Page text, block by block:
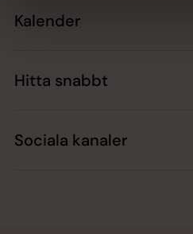
Kalender
Hitta snabbt
Sociala kanaler